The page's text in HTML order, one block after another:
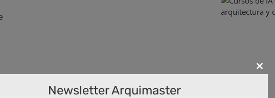
Close
Newsletter Arquimaster